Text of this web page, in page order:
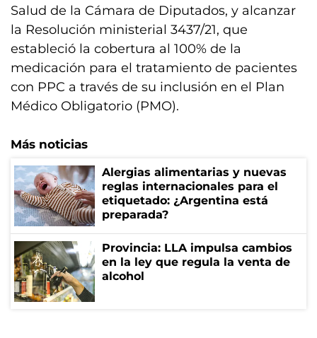
Salud de la Cámara de Diputados, y alcanzar
la Resolución ministerial 3437/21, que
estableció la cobertura al 100% de la
medicación para el tratamiento de pacientes
con PPC a través de su inclusión en el Plan
Médico Obligatorio (PMO).
Más noticias
Alergias alimentarias y nuevas
reglas internacionales para el
etiquetado: ¿Argentina está
preparada?
Provincia: LLA impulsa cambios
en la ley que regula la venta de
alcohol